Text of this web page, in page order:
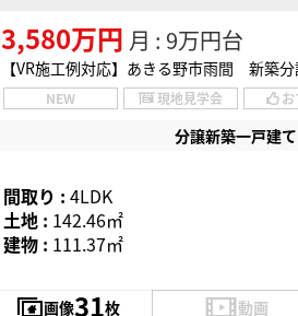
3,580万円 月 : 9万円台
【VR施工例対応】あきる野市雨間 新築
NEW 現地見学会
分譲新築一戸建て
間取り : 4LDK
土地 : 142.46㎡
建物 : 111.37㎡
画像31枚 動画